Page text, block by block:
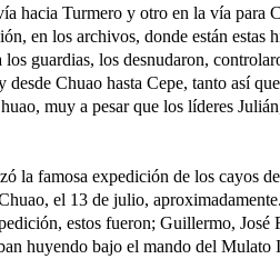
hacia Turmero y otro en la vía para
en los archivos, donde están estas
guardias, los desnudaron,
Chuao hasta Cepe, tanto así
muy a pesar que los líderes
la famosa expedición de los cayos
el 13 de julio,
estos fueron; Guillermo,
huyendo bajo el mando del Mulato